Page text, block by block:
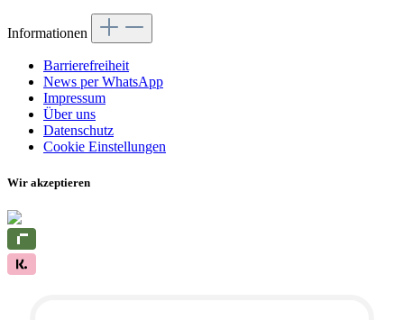
Informationen
Barrierefreiheit
News per WhatsApp
Impressum
Über uns
Datenschutz
Cookie Einstellungen
Wir akzeptieren